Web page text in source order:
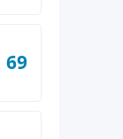
69